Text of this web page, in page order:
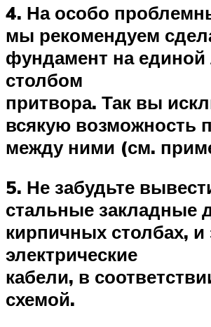
4. На особо
мы рекомендуем
фундамент на единой
столбом
притвора. Так вы
всякую возможность
между ними (см.
5. Не забудьте
стальные закладные
кирпичных столбах, и
электрические
кабели, в
схемой.